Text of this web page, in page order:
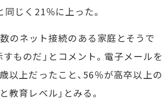
同じく21％に上った。
のネット接続のある家庭とそうで
ものだ」とコメント。電子メールを
以上だったこと、56％が高卒以上の
教育レベル」とみる。